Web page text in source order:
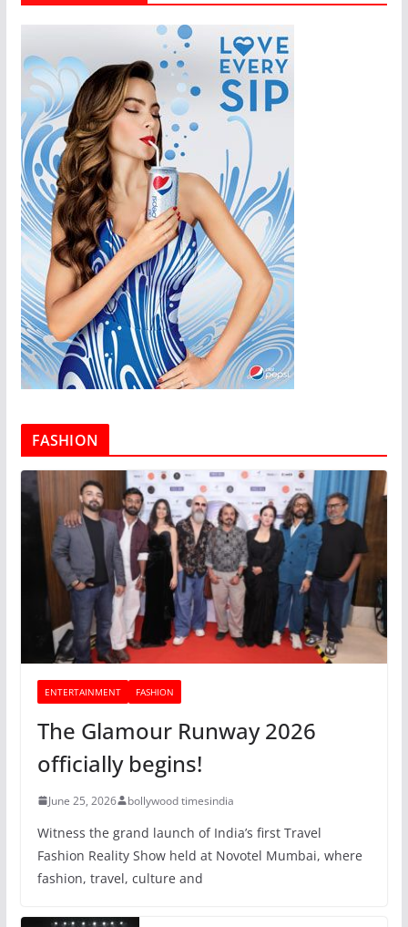
FASHION
ENTERTAINMENT FASHION
The Glamour Runway 2026
officially begins!
June 25, 2026 bollywood timesindia
Witness the grand launch of India’s first Travel
Fashion Reality Show held at Novotel Mumbai, where
fashion, travel, culture and